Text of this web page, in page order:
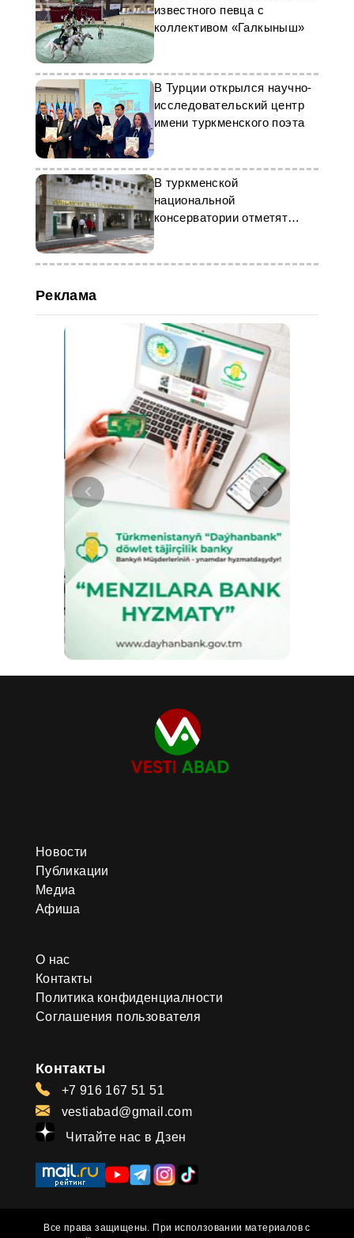
известного певца с
коллективом «Галкыныш»
В Турции открылся научно-
исследовательский центр
имени туркменского поэта
В туркменской
национальной
консерватории отметят
Международный день
музыки
Реклама
Новости
Публикации
Медиа
Афиша
О нас
Контакты
Политика конфиденциалности
Соглашения пользователя
Контакты
+7 916 167 51 51
vestiabad@gmail.com
Читайте нас в Дзен
Все права защищены. При исползовании материалов с